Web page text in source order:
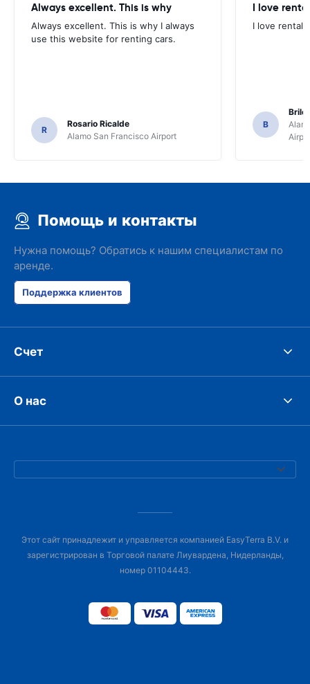
Always excellent. This is why
Always excellent. This is why I always
use this website for renting cars.
R
Rosario Ricalde
Alamo San Francisco Airport
I love
I love rental
B
Помощь и контакты
Нужна помощь? Обратись к нашим специалистам по
аренде.
Поддержка клиентов
Счет
О нас
Этот сайт принадлежит и управляется компанией EasyTerra B.V. и
зарегистрирован в Торговой палате Лиувардена, Нидерланды,
номер 01104443.